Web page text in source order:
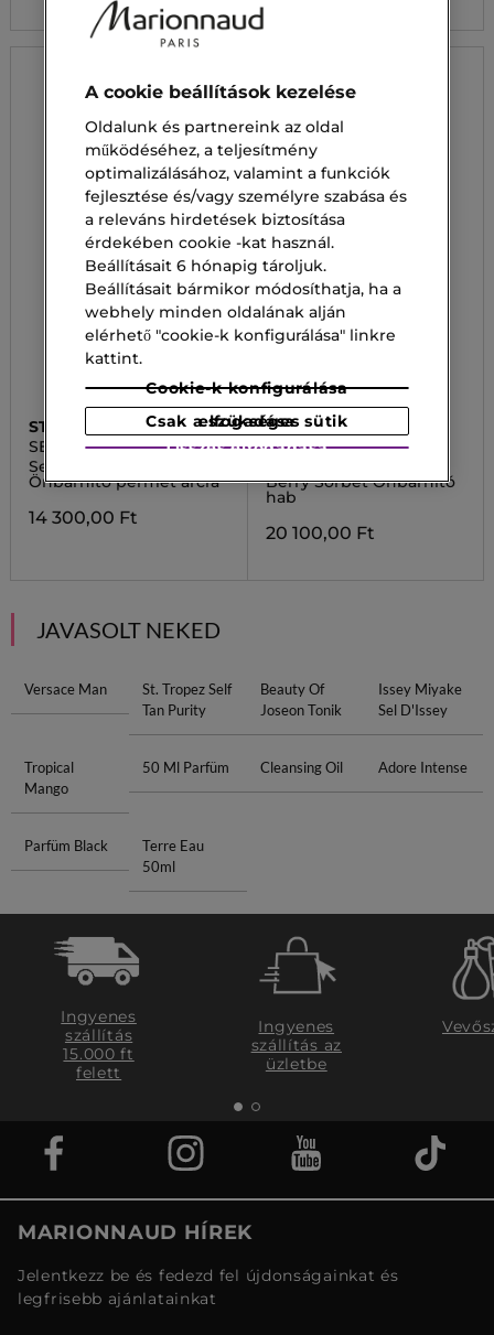
ST TROPEZ
SELF TAN PURITY
Self Tan Purity
Önbarnító permet arcra
14 300,00 Ft
ST TROPEZ
SELF TAN CLASSIC
Berry Sorbet Önbarnító
hab
20 100,00 Ft
JAVASOLT NEKED
Versace Man
St. Tropez Self
Tan Purity
Beauty Of
Joseon Tonik
Issey Miyake
Sel D'Issey
Tropical
Mango
50 Ml Parfüm Cleansing Oil Adore Intense
Parfüm Black
Terre Eau
50ml
Ingyenes
szállítás
15.000 ft
felett
Ingyenes
szállítás az
üzletbe
MARIONNAUD HÍREK
Jelentkezz be és fedezd fel újdonságainkat és
legfrisebb ajánlatainkat
A cookie beállítások kezelése
Oldalunk és partnereink az oldal
működéséhez, a teljesítmény
optimalizálásához, valamint a funkciók
fejlesztése és/vagy személyre szabása és
a releváns hirdetések biztosítása
érdekében cookie -kat használ.
Beállításait 6 hónapig tároljuk.
Beállításait bármikor módosíthatja, ha a
webhely minden oldalának alján
elérhető "cookie-k konfigurálása" linkre
kattint.
Cookie-k konfigurálása
Csak a szükséges sütik elfogadása
Összes elfogadása